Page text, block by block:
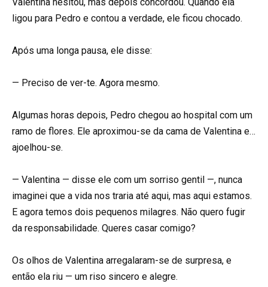
ligou para Pedro e contou a verdade, ele ficou chocado.
Após uma longa pausa, ele disse:
— Preciso de ver-te. Agora mesmo.
Algumas horas depois, Pedro chegou ao hospital com um
ramo de flores. Ele aproximou-se da cama de Valentina e…
ajoelhou-se.
— Valentina — disse ele com um sorriso gentil —, nunca
imaginei que a vida nos traria até aqui, mas aqui estamos.
E agora temos dois pequenos milagres. Não quero fugir
da responsabilidade. Queres casar comigo?
Os olhos de Valentina arregalaram-se de surpresa, e
então ela riu — um riso sincero e alegre.